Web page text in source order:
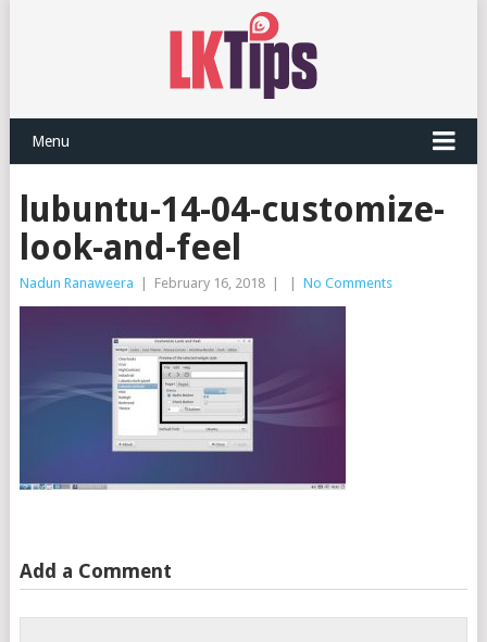
Menu
lubuntu-14-04-customize-
look-and-feel
Nadun Ranaweera February 16, 2018 No Comments
Add a Comment